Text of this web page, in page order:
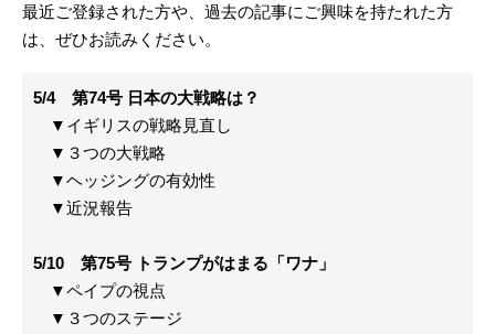
最近ご登録された方や、過去の記事にご興味を持たれた方
は、ぜひお読みください。
5/4 第74号 日本の大戦略は？
▼イギリスの戦略見直し
▼３つの大戦略
▼ヘッジングの有効性
▼近況報告
5/10 第75号 トランプがはまる「ワナ」
▼ペイプの視点
▼３つのステージ